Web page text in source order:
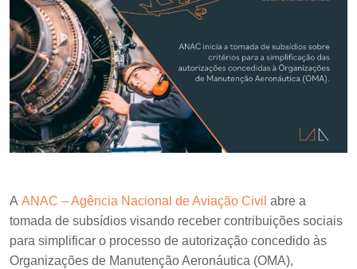
A ANAC – Agência Nacional de Aviação Civil abre a
tomada de subsídios visando receber contribuições sociais
para simplificar o processo de autorização concedido às
Organizações de Manutenção Aeronáutica (OMA),